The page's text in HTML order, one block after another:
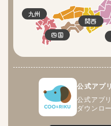
関西
四国
九州
公式アプリ
公式アプ
ダウンロ